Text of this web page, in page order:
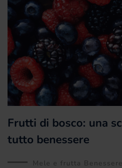
Frutti di bosco: una
tutto benessere
Mele e frutta